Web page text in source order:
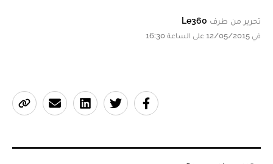
تحرير من طرف Le360
في 12/05/2015 على الساعة 16:30